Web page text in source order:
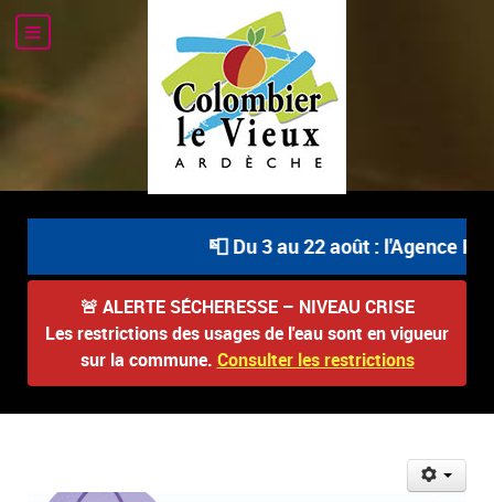
📮 Du 3 au 22 août : l'Agence
🚨 ALERTE SÉCHERESSE – NIVEAU CRISE
Les restrictions des usages de l'eau sont en vigueur
sur la commune. Consulter les restrictions